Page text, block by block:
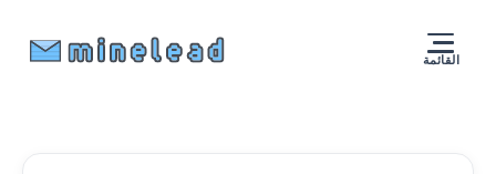
القائمة